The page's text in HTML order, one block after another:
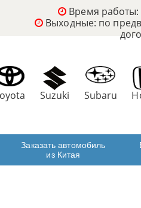
Время работы:
Выходные: по
Suzuki Subaru
Заказать автомобиль
из Китая